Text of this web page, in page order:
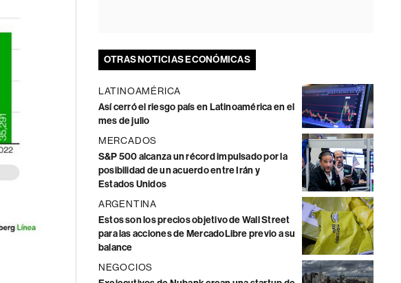
OTRAS NOTICIAS ECONÓMICAS
LATINOAMÉRICA
Así cerró el riesgo país en Latinoamérica en el
mes de julio
MERCADOS
S&P 500 alcanza un récord impulsado por la
posibilidad de un acuerdo entre Irán y
Estados Unidos
ARGENTINA
Estos son los precios objetivo de Wall Street
para las acciones de MercadoLibre previo a su
balance
NEGOCIOS